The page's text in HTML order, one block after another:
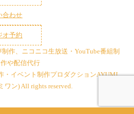
合わせ
オ予約
作、ニコニコ生放送・YouTube番組制
作や配信代行
・イベント制作プロダクションAYUMI
ワン) All rights reserved.